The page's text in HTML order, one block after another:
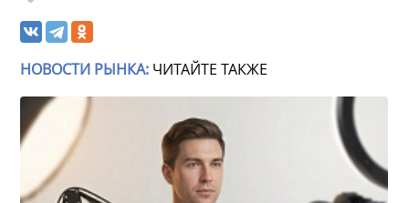
НОВОСТИ РЫНКА: ЧИТАЙТЕ ТАКЖЕ